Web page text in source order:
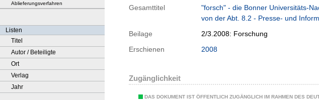
Ablieferungsverfahren
Listen
Titel
Autor / Beteiligte
Ort
Verlag
Jahr
Gesamttitel
"forsch" - die Bonner Universitäts-
von der Abt. 8.2 - Presse- und
Beilage
2/3.2008: Forschung
Erschienen
2008
Zugänglichkeit
DAS DOKUMENT IST ÖFFENTLICH ZUGÄNGLICH IM RAHMEN DES